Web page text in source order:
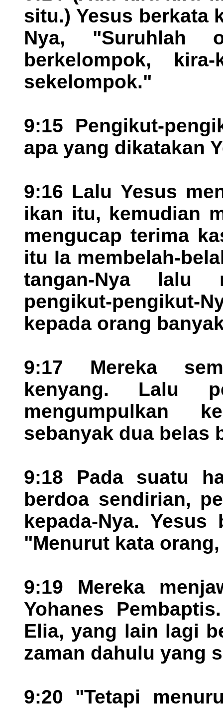
situ.) Yesus berkata
Nya, "Suruhlah
berkelompok,
sekelompok."
9:15 Pengikut-
apa yang dikatakan
9:16 Lalu Yesus
ikan itu, kemudian
mengucap terima
itu Ia membelah-
tangan-Nya lalu
pengikut-pengikut-
kepada orang
9:17 Mereka
kenyang. Lalu
mengumpulkan
sebanyak dua belas
9:18 Pada suatu
berdoa sendirian,
kepada-Nya. Yesus
"Menurut kata
9:19 Mereka
Yohanes
Elia, yang lain lagi
zaman dahulu yang
9:20 "Tetapi